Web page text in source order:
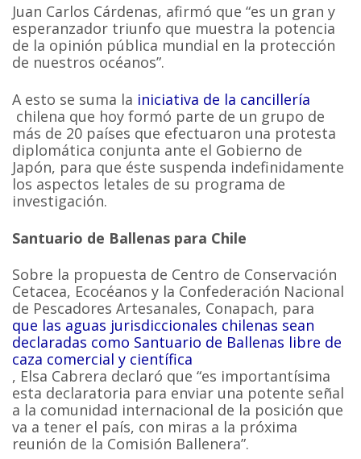
Juan Carlos Cárdenas, afirmó que “es un gran y
esperanzador triunfo que muestra la potencia
de la opinión pública mundial en la protección
de nuestros océanos”.
A esto se suma la iniciativa de la cancillería
chilena que hoy formó parte de un grupo de
más de 20 países que efectuaron una protesta
diplomática conjunta ante el Gobierno de
Japón, para que éste suspenda indefinidamente
los aspectos letales de su programa de
investigación.
Santuario de Ballenas para Chile
Sobre la propuesta de Centro de Conservación
Cetacea, Ecocéanos y la Confederación Nacional
de Pescadores Artesanales, Conapach, para
que las aguas jurisdiccionales chilenas sean
declaradas como Santuario de Ballenas libre de
caza comercial y científica
, Elsa Cabrera declaró que “es importantísima
esta declaratoria para enviar una potente señal
a la comunidad internacional de la posición que
va a tener el país, con miras a la próxima
reunión de la Comisión Ballenera”.